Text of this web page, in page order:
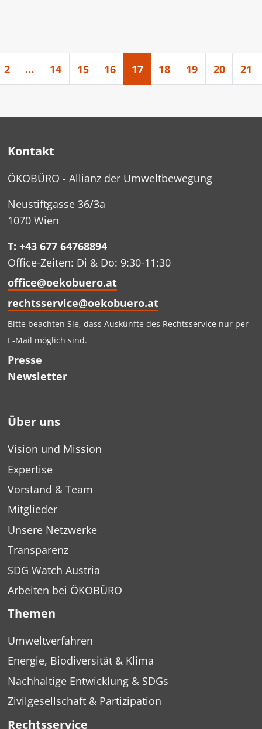
2 … 14 15 16 17 18 19 20 21
Kontakt
ÖKOBÜRO - Allianz der Umweltbewegung
Neustiftgasse 36/3a
1070 Wien
T: +43 677 64768894
Office-Zeiten: Di & Do: 9:30-11:30
office@oekobuero.at
rechtsservice@oekobuero.at
Bitte beachten Sie, dass Auskünfte des Rechtsservice nur per
E-Mail möglich sind.
Presse
Newsletter
Über uns
Vision und Mission
Expertise
Vorstand & Team
Mitglieder
Unsere Netzwerke
Transparenz
SDG Watch Austria
Arbeiten bei ÖKOBÜRO
Themen
Umweltverfahren
Energie, Biodiversität & Klima
Nachhaltige Entwicklung & SDGs
Zivilgesellschaft & Partizipation
Rechtsservice